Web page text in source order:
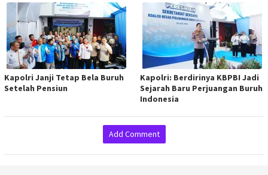
Kapolri Janji Tetap Bela Buruh
Setelah Pensiun
Kapolri: Berdirinya KBPBI Jadi
Sejarah Baru Perjuangan Buruh
Indonesia
Add Comment